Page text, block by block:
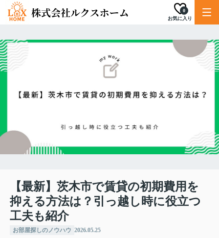
お気に入り
0
【最新】茨木市で賃貸の初期費用を
抑える方法は？引っ越し時に役立つ
工夫も紹介
お部屋探しのノウハウ 2026.05.25